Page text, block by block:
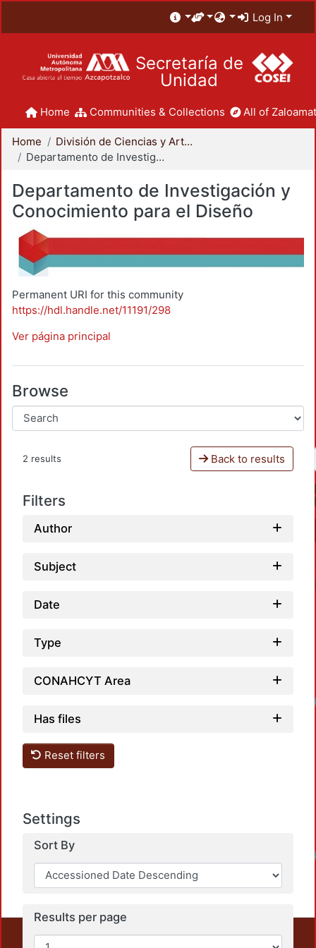
Log In
Secretaría de
Unidad
Home Communities & Collections All of
Home
División de Ciencias y Artes para el Diseño
Departamento de Investigación y Conocimiento para el Diseño
Departamento de Investigación y
Conocimiento para el Diseño
Permanent URI for this community
https://hdl.handle.net/11191/298
Ver página principal
Browse
2 results Back to results
Filters
Author
Subject
Date
Type
CONAHCYT Area
Has files
Reset filters
Settings
Sort By
Results per page
This repository preserves and disseminates, in